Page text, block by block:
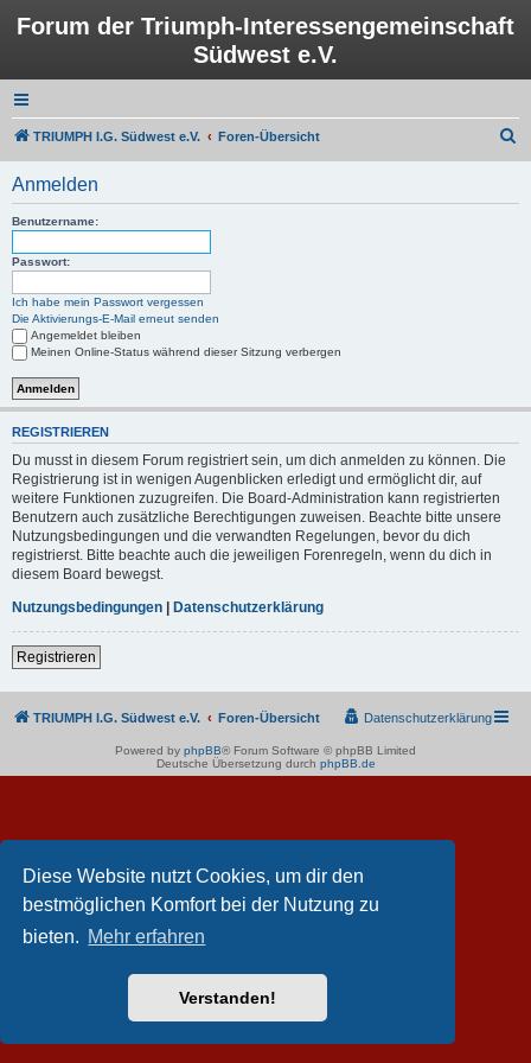
Diese Website nutzt Cookies, um dir den
bestmöglichen Komfort bei der Nutzung zu
bieten. Mehr erfahren
Verstanden!
Forum der Triumph-Interessengemeinschaft
Südwest e.V.
TRIUMPH I.G. Südwest e.V. Foren-Übersicht
u
Anmelden
Benutzername:
Passwort:
Ich habe mein Passwort vergessen
Die Aktivierungs-E-Mail erneut senden
Angemeldet bleiben
Meinen Online-Status während dieser Sitzung verbergen
REGISTRIEREN
Du musst in diesem Forum registriert sein, um dich anmelden zu können. Die
Registrierung ist in wenigen Augenblicken erledigt und ermöglicht dir, auf
weitere Funktionen zuzugreifen. Die Board-Administration kann registrierten
Benutzern auch zusätzliche Berechtigungen zuweisen. Beachte bitte unsere
Nutzungsbedingungen und die verwandten Regelungen, bevor du dich
registrierst. Bitte beachte auch die jeweiligen Forenregeln, wenn du dich in
diesem Board bewegst.
Nutzungsbedingungen | Datenschutzerklärung
Registrieren
TRIUMPH I.G. Südwest e.V. Foren-Übersicht Datenschutzerklärung
Powered by phpBB® Forum Software © phpBB Limited
Deutsche Übersetzung durch phpBB.de